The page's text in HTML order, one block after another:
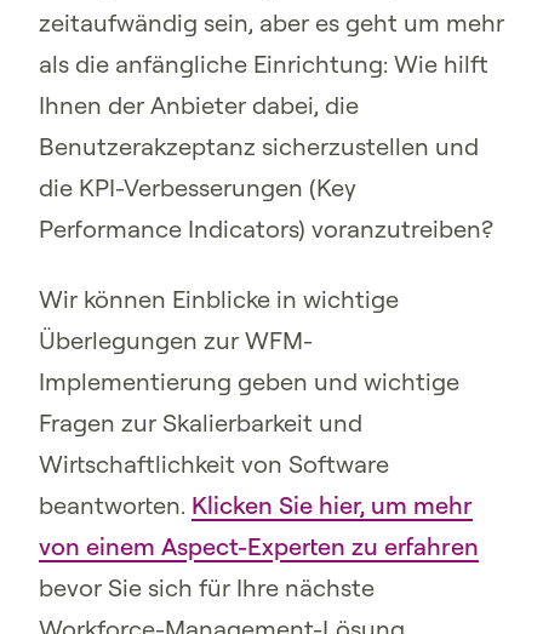
zeitaufwändig sein, aber es geht um mehr
als die anfängliche Einrichtung: Wie hilft
Ihnen der Anbieter dabei, die
Benutzerakzeptanz sicherzustellen und
die KPI-Verbesserungen (Key
Performance Indicators) voranzutreiben?
Wir können Einblicke in wichtige
Überlegungen zur WFM-
Implementierung geben und wichtige
Fragen zur Skalierbarkeit und
Wirtschaftlichkeit von Software
beantworten. Klicken Sie hier, um mehr
von einem Aspect-Experten zu erfahren
bevor Sie sich für Ihre nächste